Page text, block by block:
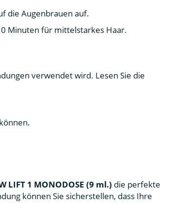
die Augenbrauen auf.
Minuten für mittelstarkes Haar.
verwendet wird. Lesen Sie die
LIFT 1 MONODOSE (9 ml.) die perfekte
können Sie sicherstellen, dass Ihre